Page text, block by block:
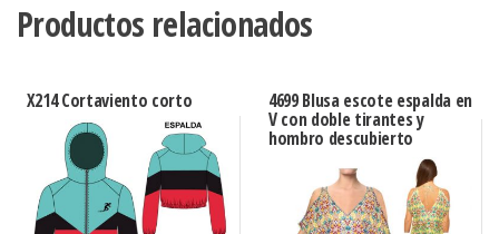
Productos relacionados
X214 Cortaviento corto 4699 Blusa escote espalda en
V con doble tirantes y
hombro descubierto